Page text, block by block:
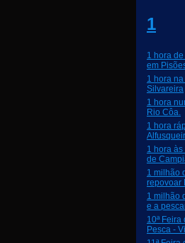
1
1 hora
em
1 hora
Silvareira
1 hora
Rio Côa.
1 hora
1 hora
de
1 milhão
repovoar
1 milhão
e a
10ª Feira
Pesca -